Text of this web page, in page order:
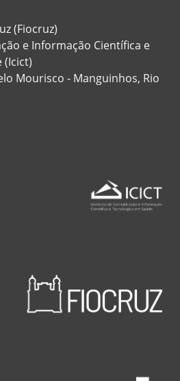
(Fiocruz)
e Informação Científica e
(Icict)
Mourisco - Manguinhos, Rio